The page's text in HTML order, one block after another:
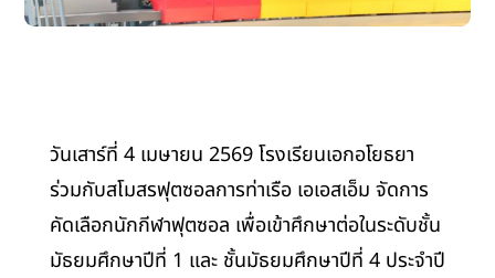
วันเสาร์ที่ 4 เมษายน 2569 โรงเรียนเอกอโยธยา
ร่วมกับสโมสรฟุตซอลการท่าเรือ เอเอสเอ็ม จัดการ
คัดเลือกนักกีฬาฟุตซอล เพื่อเข้าศึกษาต่อในระดับชั้น
มัธยมศึกษาปีที่ 1 และ ชั้นมัธยมศึกษาปีที่ 4 ประจำปี